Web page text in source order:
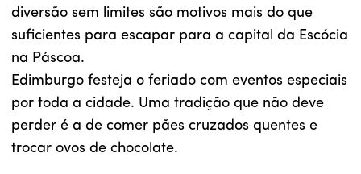
diversão sem limites são motivos mais do que
suficientes para escapar para a capital da Escócia
na Páscoa.
Edimburgo festeja o feriado com eventos especiais
por toda a cidade. Uma tradição que não deve
perder é a de comer pães cruzados quentes e
trocar ovos de chocolate.